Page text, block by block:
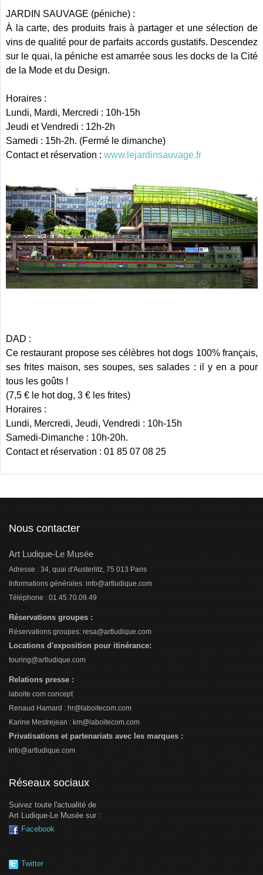
JARDIN SAUVAGE (péniche) :
À la carte, des produits frais à partager et une sélection de
vins de qualité pour de parfaits accords gustatifs. Descendez
sur le quai, la péniche est amarrée sous les docks de la Cité
de la Mode et du Design.
Horaires :
Lundi, Mardi, Mercredi : 10h-15h
Jeudi et Vendredi : 12h-2h
Samedi : 15h-2h. (Fermé le dimanche)
Contact et réservation : www.lejardinsauvage.fr
DAD :
Ce restaurant propose ses célèbres hot dogs 100% français,
ses frites maison, ses soupes, ses salades : il y en a pour
tous les goûts !
(7,5 € le hot dog, 3 € les frites)
Horaires :
Lundi, Mercredi, Jeudi, Vendredi : 10h-15h
Samedi-Dimanche : 10h-20h.
Contact et réservation : 01 85 07 08 25
Nous contacter
Art Ludique-Le Musée
Adresse : 34, quai d'Austerlitz, 75 013 Paris
Informations générales: info@artludique.com
Téléphone : 01.45.70.09.49
Réservations groupes :
Réservations groupes: resa@artludique.com
Locations d'exposition pour itinérance:
touring@artludique.com
Relations presse :
laboite com concept
Renaud Hamard : hr@laboitecom.com
Karine Mestrejean : km@laboitecom.com
Privatisations et partenariats avec les marques :
info@artludique.com
Réseaux sociaux
Suivez toute l'actualité de
Art Ludique-Le Musée sur :
Facebook
Twitter